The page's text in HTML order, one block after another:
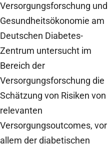
Versorgungsforschung und
Gesundheitsökonomie am
Deutschen Diabetes-
Zentrum untersucht im
Bereich der
Versorgungsforschung die
Schätzung von Risiken von
relevanten
Versorgungsoutcomes, vor
allem der diabetischen